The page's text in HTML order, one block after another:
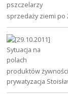
sprzedaży ziemi po
produktów
prywatyzacja